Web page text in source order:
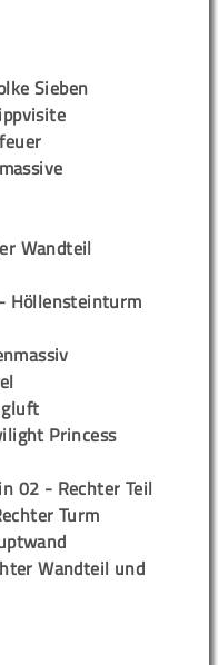
Sieben
Wandteil
Höllensteinturm
Princess
02 - Rechter Teil
Turm
Wandteil und